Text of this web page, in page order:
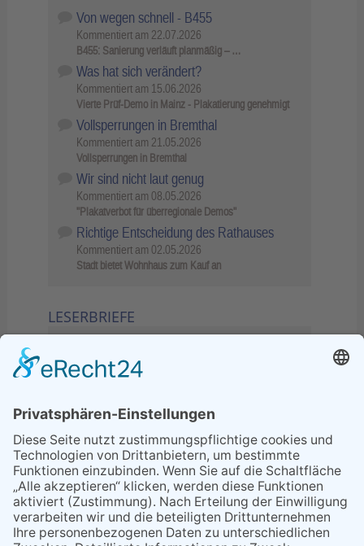
Von wegen schnell - B455
Kommentiert am 22.07.2026
B455: Sanierung verläuft planmäßig – …
Was hat sich verändert?
Kommentiert am 15.06.2026
Vierte Prüf-Demo in Mainz - Plakatierung genehmigt
Vollsperrungen in Bremthal
Kommentiert am 21.05.2026
Vollsperrungen in Bremthal
Wir sind nicht laut genug
Kommentiert am 08.05.2026
"Plakatverbot für überregionale Demos"
Richtige Entscheidung des Rathauses
Kommentiert am 02.05.2026
Stadt bietet Wohnhaus zum Kauf an
LESERBRIEFE
Sperrung B455: Kleiner
Grenzverkehr statt weite Wege
21.04.2026
Wenn Bahn-Computer nicht
miteinander kommunizieren
11.03.2026
"Plakatverbot für überregionale
Demos"
04.02.2026
Gelbe Tonne – Ein kleiner Blick